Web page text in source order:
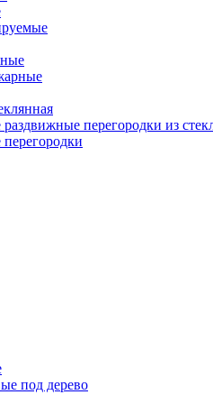
перегородки из
под дерево